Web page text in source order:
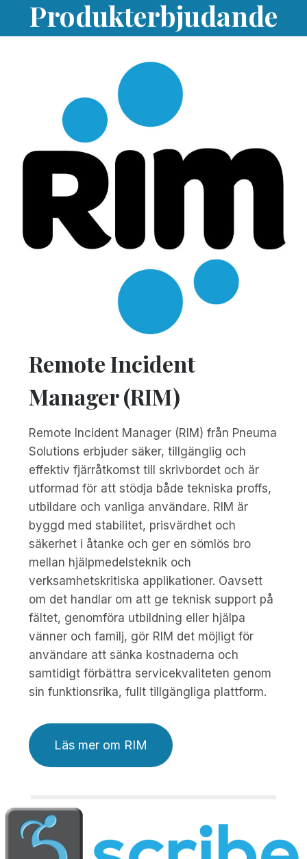
Produkterbjudande
Remote Incident
Manager (RIM)
Remote Incident Manager (RIM) från Pneuma
Solutions erbjuder säker, tillgänglig och
effektiv fjärråtkomst till skrivbordet och är
utformad för att stödja både tekniska proffs,
utbildare och vanliga användare. RIM är
byggd med stabilitet, prisvärdhet och
säkerhet i åtanke och ger en sömlös bro
mellan hjälpmedelsteknik och
verksamhetskritiska applikationer. Oavsett
om det handlar om att ge teknisk support på
fältet, genomföra utbildning eller hjälpa
vänner och familj, gör RIM det möjligt för
användare att sänka kostnaderna och
samtidigt förbättra servicekvaliteten genom
sin funktionsrika, fullt tillgängliga plattform.
Läs mer om RIM